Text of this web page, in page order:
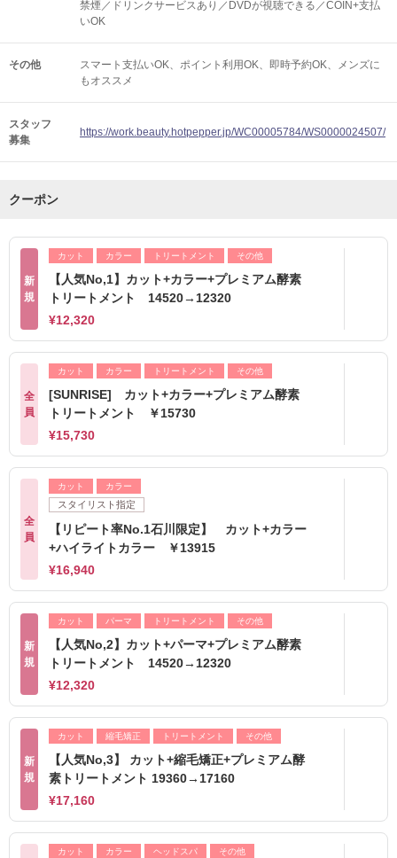
禁煙／ドリンクサービスあり／DVDが視聴できる／COIN+支払
いOK
その他 スマート支払いOK ポイント利用OK 即時予約OK
メンズに
もオススメ
スタッフ
募集
https://work.beauty.hotpepper.jp/WC00005784/WS0000024507/
クーポン
新
規
カット カラー トリートメント その他
【人気No,1】カット+カラー+プレミアム酵素
トリートメント 14520→12320
¥12,320
全
員
カット カラー トリートメント その他
[SUNRISE] カット+カラー+プレミアム酵素
トリートメント ￥15730
¥15,730
全
員
カット カラー
スタイリスト指定
【リピート率No.1石川限定】 カット+カラー
+ハイライトカラー ￥13915
¥16,940
新
規
カット パーマ トリートメント その他
【人気No,2】カット+パーマ+プレミアム酵素
トリートメント 14520→12320
¥12,320
新
規
カット 縮毛矯正 トリートメント その他
【人気No,3】 カット+縮毛矯正+プレミアム酵
素トリートメント 19360→17160
¥17,160
カット カラー ヘッドスパ その他